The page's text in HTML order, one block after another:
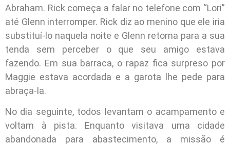
Abraham. Rick começa a falar no telefone com “Lori”
até Glenn interromper. Rick diz ao menino que ele iria
substituí-lo naquela noite e Glenn retorna para a sua
tenda sem perceber o que seu amigo estava
fazendo. Em sua barraca, o rapaz fica surpreso por
Maggie estava acordada e a garota lhe pede para
abraça-la.
No dia seguinte, todos levantam o acampamento e
voltam à pista. Enquanto visitava uma cidade
abandonada para abastecimento, a missão é